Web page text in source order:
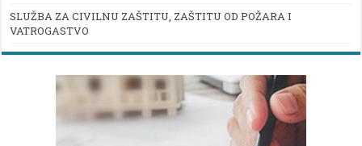
SLUŽBA ZA CIVILNU ZAŠTITU, ZAŠTITU OD POŽARA I
VATROGASTVO